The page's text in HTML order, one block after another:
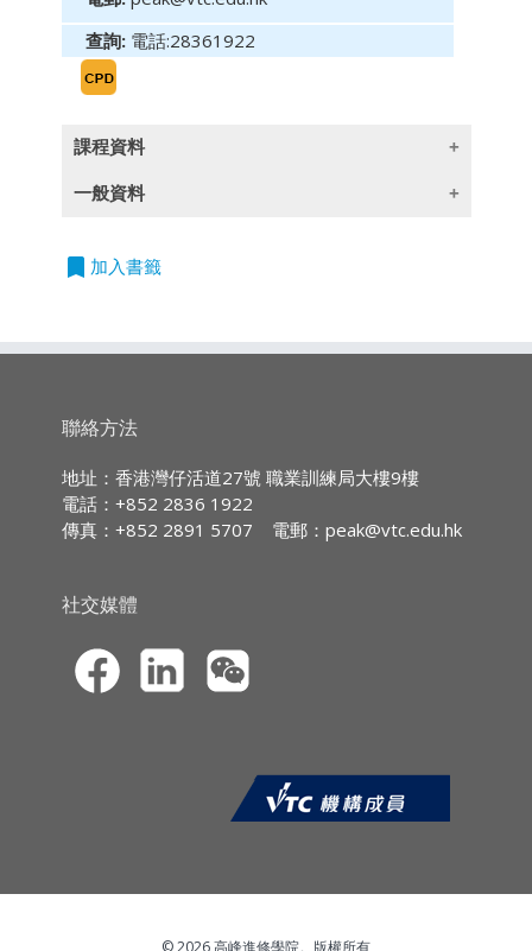
查詢: 電話:28361922
課程資料
道氏理論的三個假設
I. 市場指數會反映所有資訊
IV. 次級趨勢
III. 主要趨勢 V. 小型趨勢
一般資料
授課語言
除一些指定以英語授課的課程外,所有課程均以廣東話
持續專業進修
IA CPD Hours: 3
MPFA Non-core
Hours
SFC CPT
3
bookmark 加入書籤
聯絡方法
地址：香港灣仔活道27號 職業訓練局大樓9樓
電話：+852 2836 1922
傳真：+852 2891 5707
電郵： peak@vtc.edu.hk
社交媒體
© 2026 高峰進修學院。版權所有